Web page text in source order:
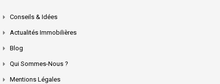
Conseils & Idées
Actualités Immobilières
Blog
Qui Sommes-Nous ?
Mentions Légales